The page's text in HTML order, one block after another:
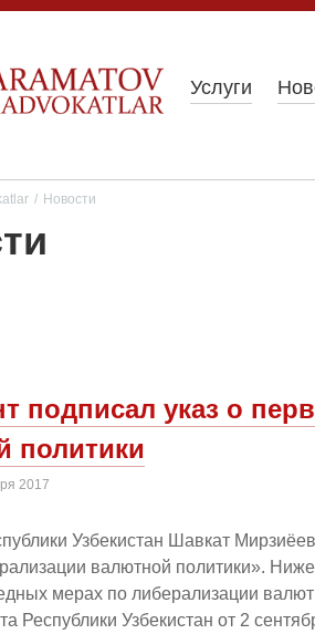
Услуги
/ Новости
подписал указ о
политики
2017
Узбекистан Шавкат
валютной политики».
мерах по либерализации
Республики Узбекистан от 2